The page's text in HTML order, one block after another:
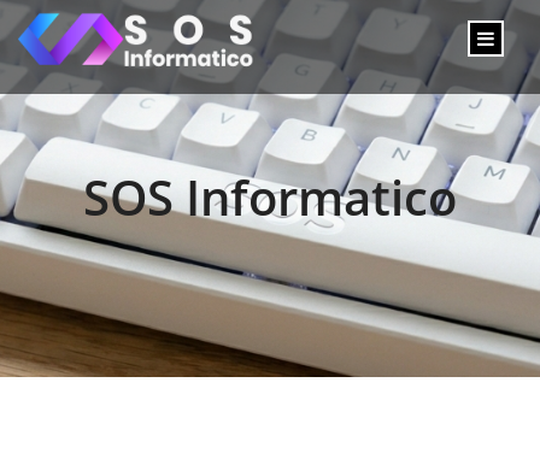
SOS Informatico